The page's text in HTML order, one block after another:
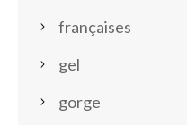
françaises
gel
gorge